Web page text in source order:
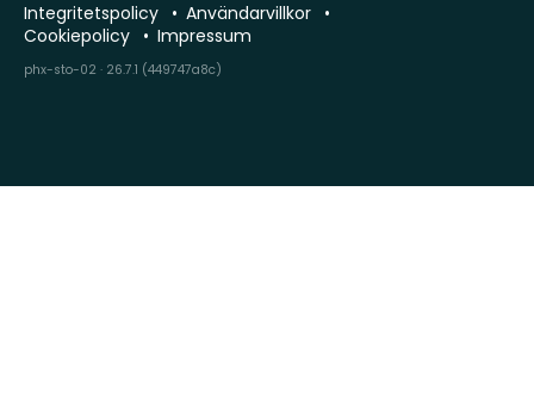
Integritetspolicy
Användarvillkor
Cookiepolicy
Impressum
phx-sto-02 · 26.7.1 (449747a8c)